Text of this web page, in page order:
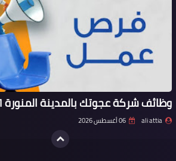
وظائف شركة عجوتك بالمدينة المنورة ٢٠٢٦
ali attia 06 أغسطس 2026